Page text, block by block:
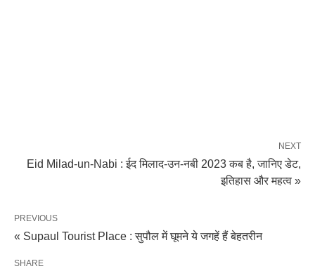
NEXT
Eid Milad-un-Nabi : ईद मिलाद-उन-नबी 2023 कब है, जानिए डेट,
इतिहास और महत्व »
PREVIOUS
« Supaul Tourist Place : सुपौल में घूमने ये जगहें हैं बेहतरीन
SHARE